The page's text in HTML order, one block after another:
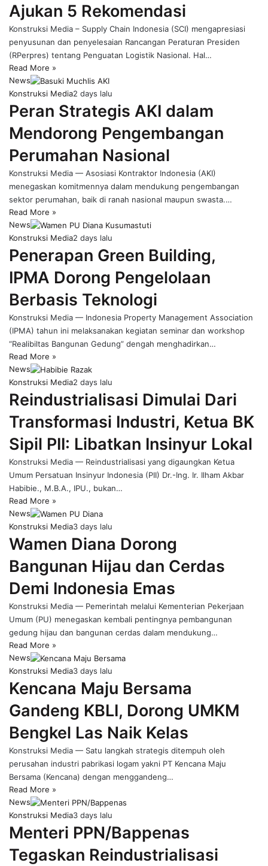
Ajukan 5 Rekomendasi
Konstruksi Media – Supply Chain Indonesia (SCI) mengapresiasi
penyusunan dan penyelesaian Rancangan Peraturan Presiden
(RPerpres) tentang Penguatan Logistik Nasional. Hal…
Read More »
News
Konstruksi Media2 days lalu
Peran Strategis AKI dalam
Mendorong Pengembangan
Perumahan Nasional
Konstruksi Media — Asosiasi Kontraktor Indonesia (AKI)
menegaskan komitmennya dalam mendukung pengembangan
sektor perumahan, baik di ranah nasional maupun swasta.…
Read More »
News
Konstruksi Media2 days lalu
Penerapan Green Building,
IPMA Dorong Pengelolaan
Berbasis Teknologi
Konstruksi Media — Indonesia Property Management Association
(IPMA) tahun ini melaksanakan kegiatan seminar dan workshop
“Realibiltas Bangunan Gedung” dengah menghadirkan…
Read More »
News
Konstruksi Media2 days lalu
Reindustrialisasi Dimulai Dari
Transformasi Industri, Ketua BK
Sipil PII: Libatkan Insinyur Lokal
Konstruksi Media — Reindustrialisasi yang digaungkan Ketua
Umum Persatuan Insinyur Indonesia (PII) Dr.-Ing. Ir. Ilham Akbar
Habibie., M.B.A., IPU., bukan…
Read More »
News
Konstruksi Media3 days lalu
Wamen Diana Dorong
Bangunan Hijau dan Cerdas
Demi Indonesia Emas
Konstruksi Media — Pemerintah melalui Kementerian Pekerjaan
Umum (PU) menegaskan kembali pentingnya pembangunan
gedung hijau dan bangunan cerdas dalam mendukung…
Read More »
News
Konstruksi Media3 days lalu
Kencana Maju Bersama
Gandeng KBLI, Dorong UMKM
Bengkel Las Naik Kelas
Konstruksi Media — Satu langkah strategis ditempuh oleh
perusahan industri pabrikasi logam yakni PT Kencana Maju
Bersama (Kencana) dengan menggandeng…
Read More »
News
Konstruksi Media3 days lalu
Menteri PPN/Bappenas
Tegaskan Reindustrialisasi